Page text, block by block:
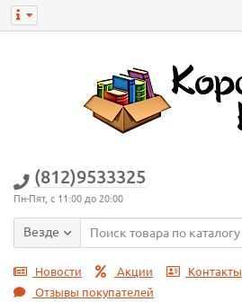
(812)9533325
Пн-Пят, с 11:00 до 20:00
Везде
Новости Акции
Контакты
Отзывы покупателей